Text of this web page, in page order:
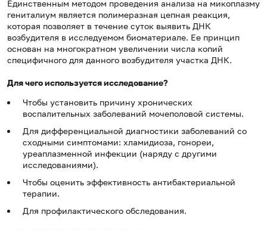
Единственным методом проведения анализа на микоплазму
гениталиум является полимеразная цепная реакция,
которая позволяет в течение суток выявить ДНК
возбудителя в исследуемом биоматериале. Ее принцип
основан на многократном увеличении числа копий
специфичного для данного возбудителя участка ДНК.
Для чего используется исследование?
Чтобы установить причину хронических
воспалительных заболеваний мочеполовой системы.
Для дифференциальной диагностики заболеваний со
сходными симптомами: хламидиоза, гонореи,
уреаплазменной инфекции (наряду с другими
исследованиями).
Чтобы оценить эффективность антибактериальной
терапии.
Для профилактического обследования.